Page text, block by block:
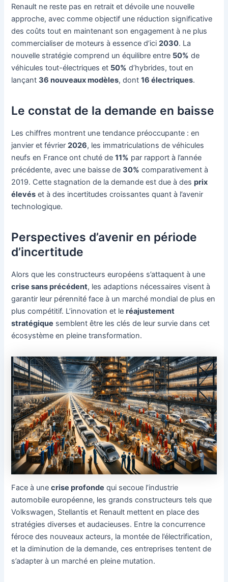
Renault ne reste pas en retrait et dévoile une nouvelle
approche, avec comme objectif une réduction significative
des coûts tout en maintenant son engagement à ne plus
commercialiser de moteurs à essence d’ici2030. La
nouvelle stratégie comprend un équilibre entre 50% de
véhicules tout-électriques et 50% d’hybrides, tout en
lançant36 nouveaux modèles, dont16 électriques.
Le constat de la demande en baisse
Les chiffres montrent une tendance préoccupante : en
janvier et février2026, les immatriculations de véhicules
neufs en France ont chuté de11% par rapport à l’année
précédente, avec une baisse de30% comparativement à
2019. Cette stagnation de la demande est due à desprix
élevés et à des incertitudes croissantes quant à l’avenir
technologique.
Perspectives d’avenir en période
d’incertitude
Alors que les constructeurs européens s’attaquent à une
crise sans précédent, les adaptions nécessaires visent à
garantir leur pérennité face à un marché mondial de plus en
plus compétitif. L’innovation et leréajustement
stratégique semblent être les clés de leur survie dans cet
écosystème en pleine transformation.
Face à unecrise profonde qui secoue l’industrie
automobile européenne, les grands constructeurs tels que
Volkswagen, Stellantis et Renault mettent en place des
stratégies diverses et audacieuses. Entre la concurrence
féroce des nouveaux acteurs, la montée de l’électrification,
et la diminution de la demande, ces entreprises tentent de
s’adapter à un marché en pleine mutation.